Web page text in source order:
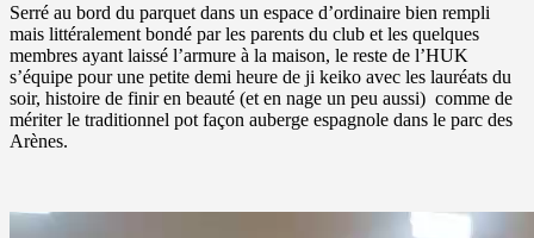
Serré au bord du parquet dans un espace d’ordinaire bien rempli
mais littéralement bondé par les parents du club et les quelques
membres ayant laissé l’armure à la maison, le reste de l’HUK
s’équipe pour une petite demi heure de ji keiko avec les lauréats du
soir, histoire de finir en beauté (et en nage un peu aussi) comme de
mériter le traditionnel pot façon auberge espagnole dans le parc des
Arènes.